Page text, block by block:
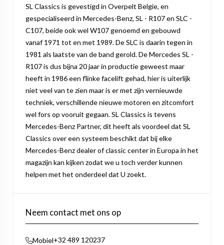
SL Classics is gevestigd in Overpelt Belgie, en
gespecialiseerd in Mercedes-Benz, SL - R107 en SLC -
C107, beide ook wel W107 genoemd en gebouwd
vanaf 1971 tot en met 1989. De SLC is daarin tegen in
1981 als laatste van de band gerold. De Mercedes SL -
R107 is dus bijna 20 jaar in productie geweest maar
heeft in 1986 een flinke facelift gehad, hier is uiterlijk
niet veel van te zien maar is er met zijn vernieuwde
techniek, verschillende nieuwe motoren en zitcomfort
wel fors op vooruit gegaan. SL Classics is tevens
Mercedes-Benz Partner, dit heeft als voordeel dat SL
Classics over een systeem beschikt dat bij elke
Mercedes-Benz dealer of classic center in Europa in het
magazijn kan kijken zodat we u toch verder kunnen
helpen met het onderdeel dat U zoekt.
Neem contact met ons op
Mobiel+32 489 120237